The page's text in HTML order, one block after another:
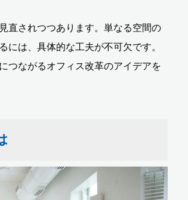
直されつつあります。単なる空間の
には、具体的な工夫が不可欠です。
つながるオフィス改革のアイデアを